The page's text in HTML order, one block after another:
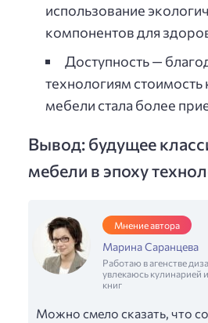
использование
компонентов для
Доступность —
технологиям стоимость
мебели стала более
Вывод: будущее
мебели в эпоху
Мнение автора
Марина Саранцева
Работаю в агенстве
увлекаюсь кулинарией
книг
Можно смело сказать, что